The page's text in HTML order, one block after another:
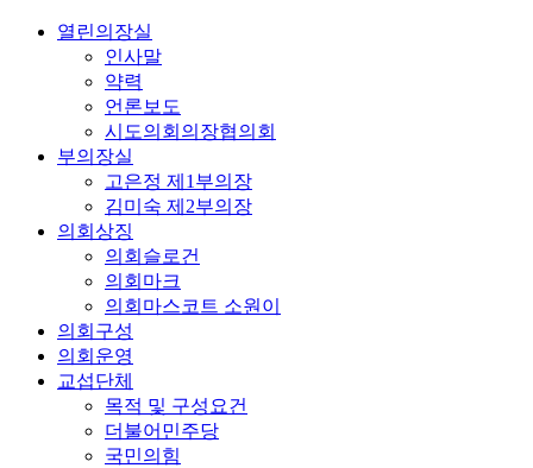
열린의장실
인사말
약력
언론보도
시도의회의장협의회
부의장실
고은정 제1부의장
김미숙 제2부의장
의회상징
의회슬로건
의회마크
의회마스코트 소원이
의회구성
의회운영
교섭단체
목적 및 구성요건
더불어민주당
국민의힘